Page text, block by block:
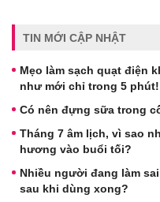
TIN MỚI CẬP NHẬT
Mẹo làm sạch quạt điện
như mới chỉ trong 5 phút!
Có nên đựng sữa trong
Tháng 7 âm lịch, vì sao
hương vào buổi tối?
Nhiều người đang làm
sau khi dùng xong?